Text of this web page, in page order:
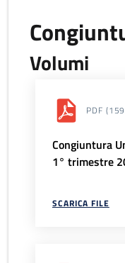
Volumi
PDF
Congiuntura
1° trimestre
SCARICA FILE